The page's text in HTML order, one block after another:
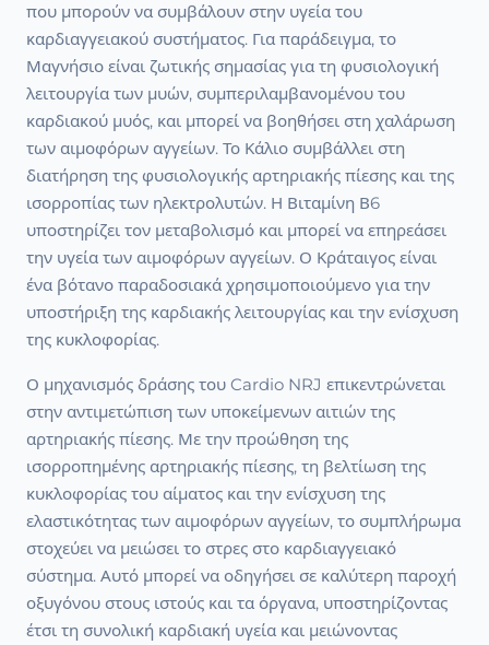
που μπορούν να συμβάλουν στην υγεία του
καρδιαγγειακού συστήματος. Για παράδειγμα, το
Μαγνήσιο είναι ζωτικής σημασίας για τη φυσιολογική
λειτουργία των μυών, συμπεριλαμβανομένου του
καρδιακού μυός, και μπορεί να βοηθήσει στη χαλάρωση
των αιμοφόρων αγγείων. Το Κάλιο συμβάλλει στη
διατήρηση της φυσιολογικής αρτηριακής πίεσης και της
ισορροπίας των ηλεκτρολυτών. Η Βιταμίνη Β6
υποστηρίζει τον μεταβολισμό και μπορεί να επηρεάσει
την υγεία των αιμοφόρων αγγείων. Ο Κράταιγος είναι
ένα βότανο παραδοσιακά χρησιμοποιούμενο για την
υποστήριξη της καρδιακής λειτουργίας και την ενίσχυση
της κυκλοφορίας.
Ο μηχανισμός δράσης του Cardio NRJ επικεντρώνεται
στην αντιμετώπιση των υποκείμενων αιτιών της
αρτηριακής πίεσης. Με την προώθηση της
ισορροπημένης αρτηριακής πίεσης, τη βελτίωση της
κυκλοφορίας του αίματος και την ενίσχυση της
ελαστικότητας των αιμοφόρων αγγείων, το συμπλήρωμα
στοχεύει να μειώσει το στρες στο καρδιαγγειακό
σύστημα. Αυτό μπορεί να οδηγήσει σε καλύτερη παροχή
οξυγόνου στους ιστούς και τα όργανα, υποστηρίζοντας
έτσι τη συνολική καρδιακή υγεία και μειώνοντας